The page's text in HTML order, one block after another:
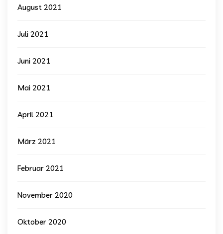
August 2021
Juli 2021
Juni 2021
Mai 2021
April 2021
März 2021
Februar 2021
November 2020
Oktober 2020